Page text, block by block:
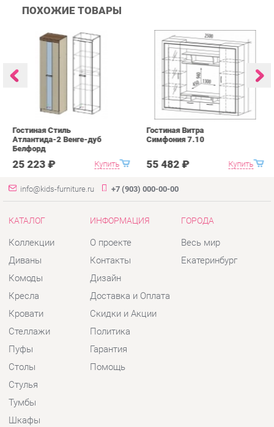
Гостиная Стиль
Атлантида-2 Венге-дуб
Купить
Гостиная Витра
Симфония 7.10
55 482 ₽
info@kids-furniture.ru +7 (903) 000-00-00
Коллекции
Кресла
Стеллажи
Пуфы
Столы
Стулья
Тумбы
Шкафы
Комплектующие
О проекте
Контакты
Доставка и Оплата
Политика
Гарантия
Помощь
ГОРОДА
Весь мир
Шоурум и склад самовывоза
Адрес: г. Екатеринбург, пер.